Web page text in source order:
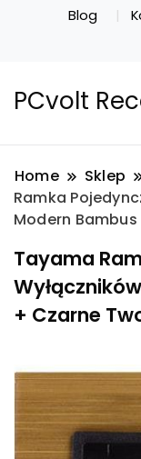
Blog
PCvolt
Home Sklep
Ramka
Modern Bambus
Tayama
+ Czarne